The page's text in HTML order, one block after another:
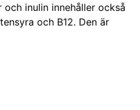
inulin innehåller också
och B12. Den är